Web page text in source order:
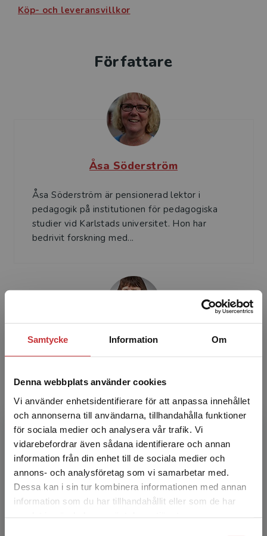
Samtycke Information Om
Denna webbplats använder cookies
Vi använder enhetsidentifierare för att anpassa innehållet
och annonserna till användarna, tillhandahålla funktioner
för sociala medier och analysera vår trafik. Vi
vidarebefordrar även sådana identifierare och annan
information från din enhet till de sociala medier och
annons- och analysföretag som vi samarbetar med.
Dessa kan i sin tur kombinera informationen med annan
information som du har tillhandahållit eller som de har
Begränsad fraktregion
Det verkar som att du besöker
studentlitteratur.se via en enhet utanför Sverige.
Köp- och leveransvillkor
Författare
Åsa Söderström
Åsa Söderström är pensionerad lektor i
pedagogik på institutionen för pedagogiska
studier vid Karlstads universitet. Hon har
bedrivit forskning med...
Karin Rönnerman är professor emeritus i
institutionen för pedagogik och
specialpedagogik. Forskningsintressen ...